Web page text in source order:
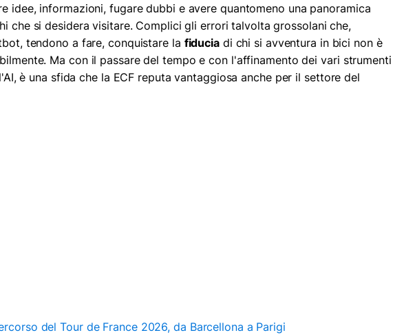
idee, informazioni, fugare dubbi e avere quantomeno una panoramica
che si desidera visitare. Complici gli errori talvolta grossolani che,
tendono a fare, conquistare la fiduciadi chi si avventura in bici non è
Ma con il passare del tempo e con l'affinamento dei vari strumenti
è una sfida che la ECF reputa vantaggiosa anche per il settore del
del Tour de France 2026, da Barcellona a Parigi